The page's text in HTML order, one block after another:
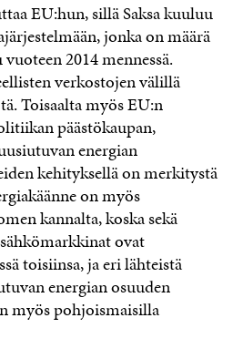
EU:hun, sillä Saksa kuuluu
jonka on määrä
2014 mennessä.
verkostojen välillä
Toisaalta myös EU:n
päästökaupan,
energian
kehityksellä on merkitystä
on myös
kannalta, koska sekä
ovat
toisiinsa, ja eri lähteistä
energian osuuden
myös pohjoismaisilla